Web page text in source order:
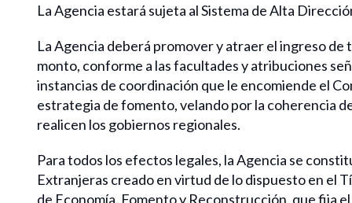
La Agencia estará sujeta al Sistema de Alta
La Agencia deberá promover y atraer el ingreso
monto, conforme a las facultades y atribuciones
instancias de coordinación que le encomiende el
estrategia de fomento, velando por la coherencia
realicen los gobiernos regionales.
Para todos los efectos legales, la Agencia se
Extranjeras creado en virtud de lo dispuesto en el
de Economía, Fomento y Reconstrucción, que fija